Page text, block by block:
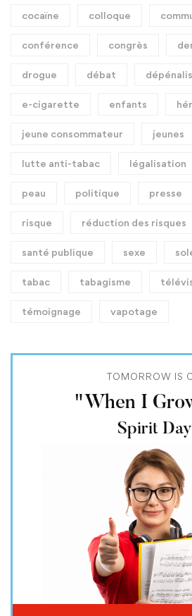
cocaïne colloque
conférence congrès
drogue débat
e-cigarette enfants
jeune consommateur jeunes
lutte anti-tabac légalisation
peau politique presse
risque réduction des risques
santé publique sexe
tabac tabagisme
témoignage vapotage
TOMORROW IS
"When I
Spirit